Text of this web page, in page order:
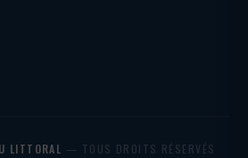
LITTORAL — TOUS DROITS RÉSERVÉS